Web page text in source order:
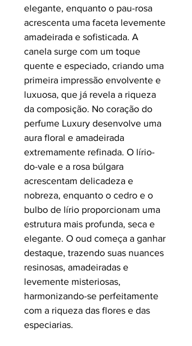
elegante, enquanto o pau-rosa
acrescenta uma faceta levemente
amadeirada e sofisticada. A
canela surge com um toque
quente e especiado, criando uma
primeira impressão envolvente e
luxuosa, que já revela a riqueza
da composição. No coração do
perfume Luxury desenvolve uma
aura floral e amadeirada
extremamente refinada. O lírio-
do-vale e a rosa búlgara
acrescentam delicadeza e
nobreza, enquanto o cedro e o
bulbo de lírio proporcionam uma
estrutura mais profunda, seca e
elegante. O oud começa a ganhar
destaque, trazendo suas nuances
resinosas, amadeiradas e
levemente misteriosas,
harmonizando-se perfeitamente
com a riqueza das flores e das
especiarias.